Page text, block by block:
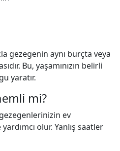
gezegenin aynı burçta veya
Bu, yaşamınızın belirli
yaratır.
mi?
ev
olur. Yanlış saatler